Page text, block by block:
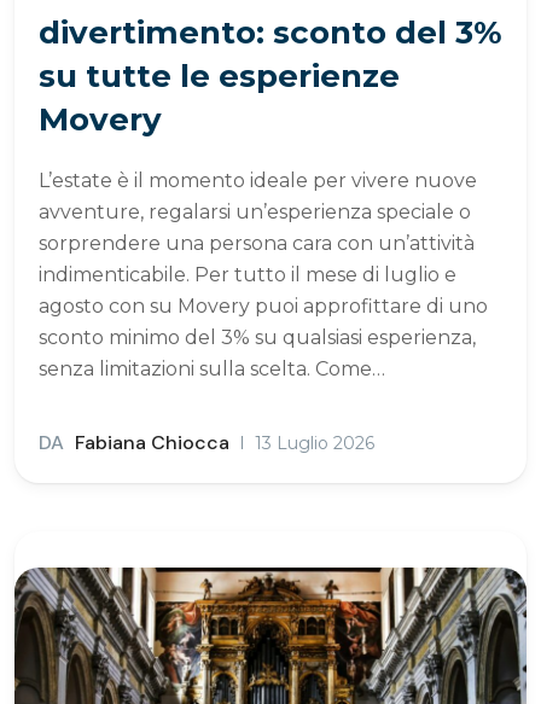
divertimento: sconto del 3%
su tutte le esperienze
Movery
L’estate è il momento ideale per vivere nuove
avventure, regalarsi un’esperienza speciale o
sorprendere una persona cara con un’attività
indimenticabile. Per tutto il mese di luglio e
agosto con su Movery puoi approfittare di uno
sconto minimo del 3% su qualsiasi esperienza,
senza limitazioni sulla scelta. Come…
DA Fabiana Chiocca 13 Luglio 2026